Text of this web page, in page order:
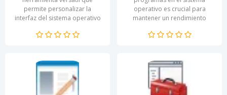
permite personalizar la
interfaz del sistema operativo
experiencia de usuario más...
operativo es crucial para
mantener un rendimiento
usuarios optan por